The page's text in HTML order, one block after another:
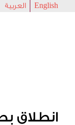
English العربية
انطلاق